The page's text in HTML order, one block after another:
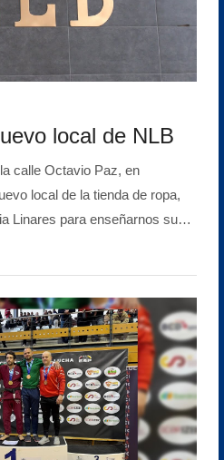
local de NLB
calle Octavio Paz, en
local de la tienda de ropa,
Linares para enseñarnos su…